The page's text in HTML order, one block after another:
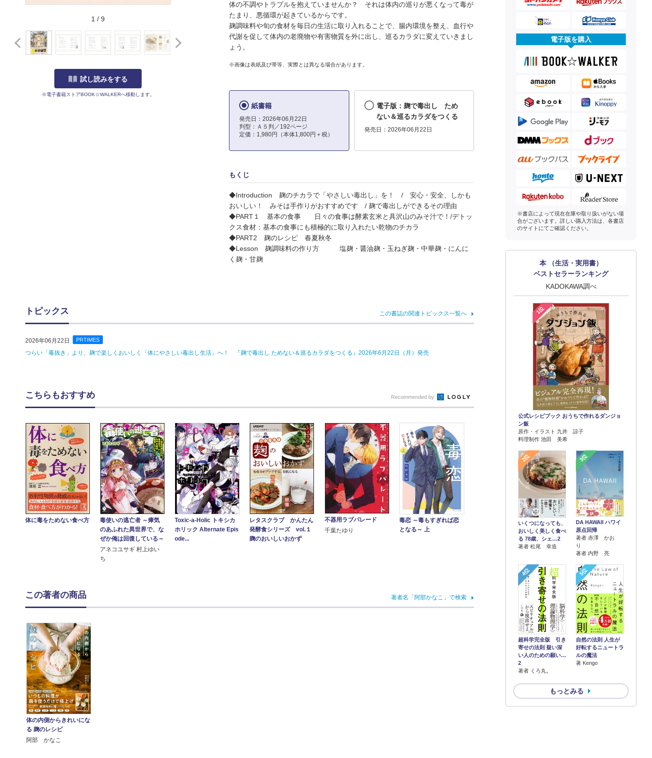
1 / 9
試し読みをする
※電子書籍ストアBOOK☆WALKERへ移動します。
体の不調やトラブルを抱えていませんか？ それは体内の巡りが悪くなって毒が
たまり、悪循環が起きているからです。
麹調味料や旬の食材を毎日の生活に取り入れることで、腸内環境を整え、血行や
代謝を促して体内の老廃物や有害物質を外に出し、巡るカラダに変えていきまし
ょう。
※画像は表紙及び帯等、実際とは異なる場合があります。
紙書籍
発売日：2026年06月22日
判型：Ａ５判／192ページ
定価：1,980円（本体1,800円＋税）
電子版：麹で毒出し ため
ない＆巡るカラダをつくる
発売日：2026年06月22日
もくじ
◆Introduction 麹のチカラで「やさしい毒出し」を！ / 安心・安全、しかも
おいしい！ みそは手作りがおすすめです / 麹で毒出しができるその理由
◆PART１ 基本の食事 日々の食事は酵素玄米と具沢山のみそ汁で！/デトッ
クス食材：基本の食事にも積極的に取り入れたい乾物のチカラ
◆PART2 麹のレシピ 春夏秋冬
◆Lesson 麹調味料の作り方 塩麹・醤油麹・玉ねぎ麹・中華麹・にんに
く麹・甘麹
トピックス この書誌の関連トピックス一覧へ
2026年06月22日 PRTIMES
つらい「毒抜き」より、麹で楽しくおいしく「体にやさしい毒出し生活」へ！ 『麹で毒出し ためない＆巡るカラダをつくる』2026年6月22日（月）発売
電子版を購入
※書店によって現在在庫や取り扱いがない場
合がございます。詳しい購入方法は、各書店
のサイトにてご確認ください。
本 （生活・実用書）
ベストセラーランキング
KADOKAWA調べ
1位
公式レシピブック おうちで作れるダンジョ
ン飯
原作・イラスト 九井 諒子
料理制作 池田 美希
2位
いくつになっても、
おいしく美しく食べ
る 78歳、シェ…2
著者 松尾 幸造
3位
DA HAWAII ハワイ
原点回帰
著者 赤澤 かお
り
著者 内野 亮
4位
超科学完全版 引き
寄せの法則 疑い深
い人のための願い…
2
著者 くろ丸。
5位
自然の法則 人生が
好転するニュートラ
ルの魔法
著 Kengo
もっとみる
こちらもおすすめ Recommended by
体に毒をためない食べ方
毒使いの逃亡者 ～瘴気
のあふれた異世界で、な
ぜか俺は回復している～
アネコユサギ 村上ゆい
ち
Toxic-a-Holic トキシカ
ホリック Alternate Epis
ode...
レタスクラブ かんたん
発酵食シリーズ vol.１
麹のおいしいおかず
不器用ラブパレード
千葉たゆり
毒恋 ～毒もすぎれば恋
となる～ 上
この著者の商品 著者名「阿部かなこ」で検索
体の内側からきれいにな
る 麹のレシピ
阿部 かなこ